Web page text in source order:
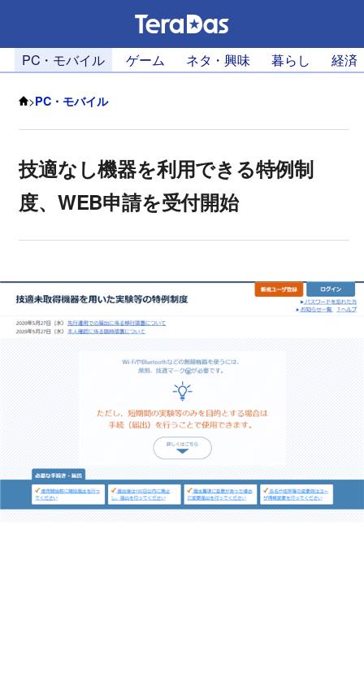
PC・モバイル ゲーム ネタ・興味 暮らし 経済
>PC・モバイル
技適なし機器を利用できる特例制
度、WEB申請を受付開始